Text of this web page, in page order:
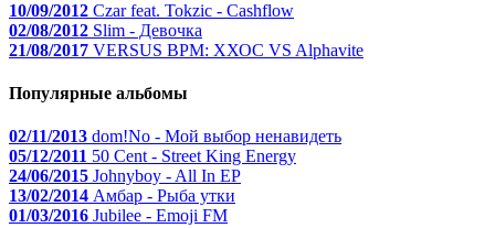
10/09/2012 Czar feat. Tokzic - Cashflow
02/08/2012 Slim - Девочка
21/08/2017 VERSUS BPM: ХХОС VS Alphavite
Популярные альбомы
02/11/2013 dom!No - Мой выбор ненавидеть
05/12/2011 50 Cent - Street King Energy
24/06/2015 Johnyboy - All In EP
13/02/2014 Амбар - Рыба утки
01/03/2016 Jubilee - Emoji FM